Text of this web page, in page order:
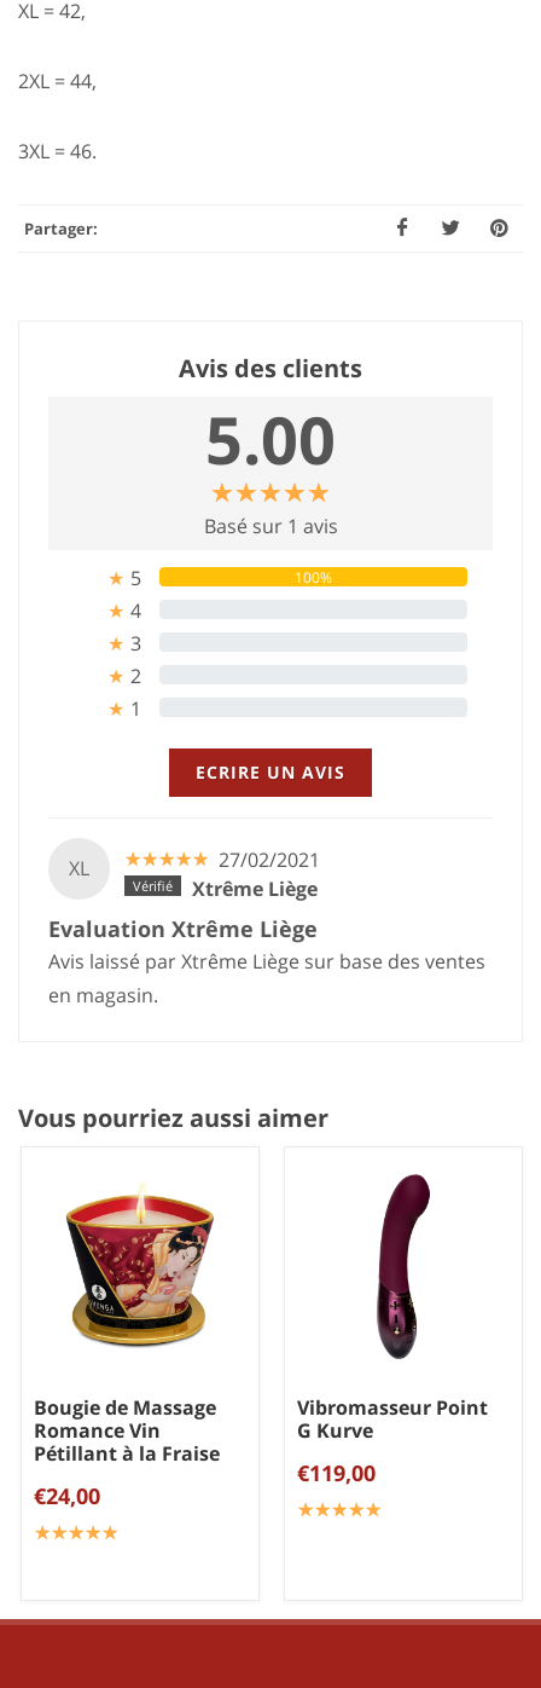
XL = 42,
2XL = 44,
3XL = 46.
Partager:
Avis des clients
5.00
☆☆☆☆☆
★★★★★
Basé sur 1 avis
★ 5 100%
★ 4
★ 3
★ 2
★ 1
ECRIRE UN AVIS
XL ☆☆☆☆☆
★★★★★ 27/02/2021
Xtrême Liège
Evaluation Xtrême Liège
Avis laissé par Xtrême Liège sur base des ventes
en magasin.
Vous pourriez aussi aimer
Bougie de Massage
Romance Vin
Pétillant à la Fraise
€24,00
☆☆☆☆☆
★★★★★
Vibromasseur Point
G Kurve
€119,00
☆☆☆☆☆
★★★★★